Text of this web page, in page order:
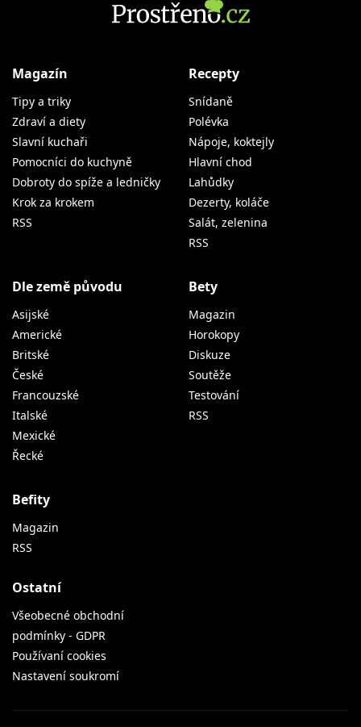
Magazín
Tipy a triky
Zdraví a diety
Slavní kuchaři
Pomocníci do kuchyně
Dobroty do spíže a ledničky
Krok za krokem
RSS
Recepty
Snídaně
Polévka
Nápoje, koktejly
Hlavní chod
Lahůdky
Dezerty, koláče
Salát, zelenina
RSS
Dle země původu
Asijské
Americké
Britské
České
Francouzské
Italské
Mexické
Řecké
Bety
Magazin
Horokopy
Diskuze
Soutěže
Testování
RSS
Befity
Magazin
RSS
Ostatní
Všeobecné obchodní
podmínky - GDPR
Používaní cookies
Nastavení soukromí